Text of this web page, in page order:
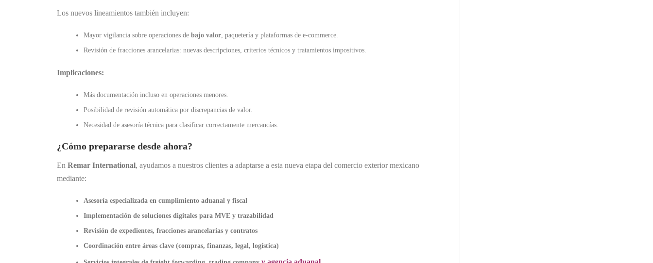
Los nuevos lineamientos también incluyen:
Mayor vigilancia sobre operaciones de bajo valor, paquetería y plataformas de e-commerce.
Revisión de fracciones arancelarias: nuevas descripciones, criterios técnicos y tratamientos impositivos.
Implicaciones:
Más documentación incluso en operaciones menores.
Posibilidad de revisión automática por discrepancias de valor.
Necesidad de asesoría técnica para clasificar correctamente mercancías.
¿Cómo prepararse desde ahora?
En Remar International, ayudamos a nuestros clientes a adaptarse a esta nueva etapa del comercio exterior mexicano
mediante:
Asesoría especializada en cumplimiento aduanal y fiscal
Implementación de soluciones digitales para MVE y trazabilidad
Revisión de expedientes, fracciones arancelarias y contratos
Coordinación entre áreas clave (compras, finanzas, legal, logística)